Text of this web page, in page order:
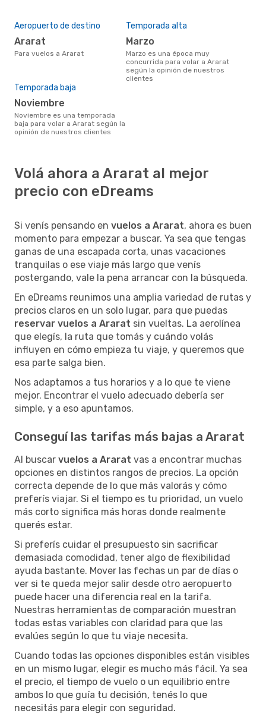
Aeropuerto de destino
Ararat
Para vuelos a Ararat
Temporada alta
marzo
marzo es una época muy
concurrida para volar a Ararat
según la opinión de nuestros
clientes
Temporada baja
noviembre
noviembre es una temporada
baja para volar a Ararat según la
opinión de nuestros clientes
Volá ahora a Ararat al mejor
precio con eDreams
Si venís pensando en vuelos a Ararat, ahora es buen
momento para empezar a buscar. Ya sea que tengas
ganas de una escapada corta, unas vacaciones
tranquilas o ese viaje más largo que venís
postergando, vale la pena arrancar con la búsqueda.
En eDreams reunimos una amplia variedad de rutas y
precios claros en un solo lugar, para que puedas
reservar vuelos a Ararat sin vueltas. La aerolínea
que elegís, la ruta que tomás y cuándo volás
influyen en cómo empieza tu viaje, y queremos que
esa parte salga bien.
Nos adaptamos a tus horarios y a lo que te viene
mejor. Encontrar el vuelo adecuado debería ser
simple, y a eso apuntamos.
Conseguí las tarifas más bajas a Ararat
Al buscar vuelos a Ararat vas a encontrar muchas
opciones en distintos rangos de precios. La opción
correcta depende de lo que más valorás y cómo
preferís viajar. Si el tiempo es tu prioridad, un vuelo
más corto significa más horas donde realmente
querés estar.
Si preferís cuidar el presupuesto sin sacrificar
demasiada comodidad, tener algo de flexibilidad
ayuda bastante. Mover las fechas un par de días o
ver si te queda mejor salir desde otro aeropuerto
puede hacer una diferencia real en la tarifa.
Nuestras herramientas de comparación muestran
todas estas variables con claridad para que las
evalúes según lo que tu viaje necesita.
Cuando todas las opciones disponibles están visibles
en un mismo lugar, elegir es mucho más fácil. Ya sea
el precio, el tiempo de vuelo o un equilibrio entre
ambos lo que guía tu decisión, tenés lo que
necesitás para elegir con seguridad.